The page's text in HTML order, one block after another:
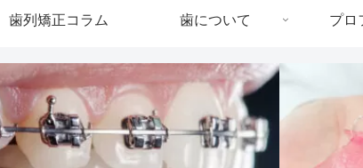
歯列矯正コラム 歯について プロ